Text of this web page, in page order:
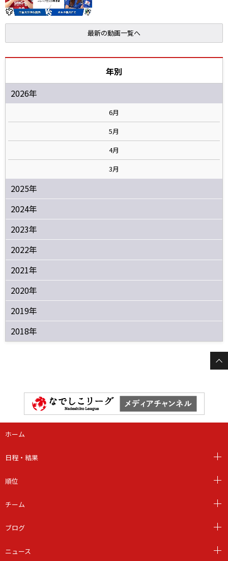
最新の動画一覧へ
年別
2026年
6月
5月
4月
3月
2025年
2024年
2023年
2022年
2021年
2020年
2019年
2018年
ホーム
日程・結果
順位
チーム
ブログ
ニュース